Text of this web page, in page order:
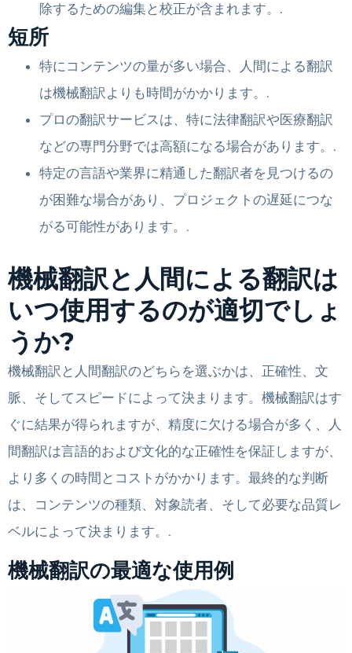
除するための編集と校正が含まれます。.
短所
特にコンテンツの量が多い場合、人間による翻訳
は機械翻訳よりも時間がかかります。.
プロの翻訳サービスは、特に法律翻訳や医療翻訳
などの専門分野では高額になる場合があります。.
特定の言語や業界に精通した翻訳者を見つけるの
が困難な場合があり、プロジェクトの遅延につな
がる可能性があります。.
機械翻訳と人間による翻訳は
いつ使用するのが適切でしょ
うか?
機械翻訳と人間翻訳のどちらを選ぶかは、正確性、文
脈、そしてスピードによって決まります。機械翻訳はす
ぐに結果が得られますが、精度に欠ける場合が多く、人
間翻訳は言語的および文化的な正確性を保証しますが、
より多くの時間とコストがかかります。最終的な判断
は、コンテンツの種類、対象読者、そして必要な品質レ
ベルによって決まります。.
機械翻訳の最適な使用例